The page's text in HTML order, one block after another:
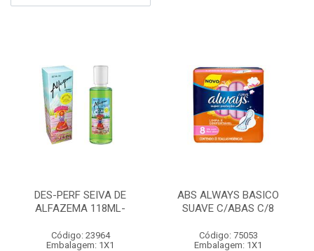
DES-PERF SEIVA DE
ALFAZEMA 118ML-
Código: 23964
Embalagem: 1X1
ABS ALWAYS BASICO
SUAVE C/ABAS C/8
Código: 75053
Embalagem: 1X1